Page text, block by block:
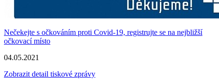
Nečekejte s očkováním proti Covid-19, registrujte se na nejbližší
očkovací místo
04.05.2021
Zobrazit detail tiskové zprávy